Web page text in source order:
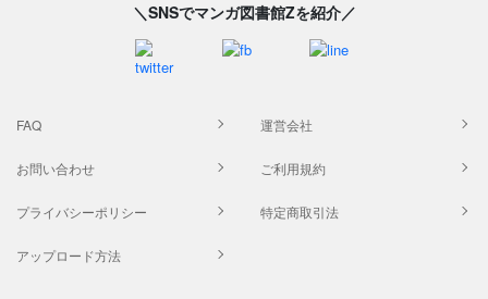
＼SNSでマンガ図書館Zを紹介／
FAQ 運営会社
お問い合わせ ご利用規約
プライバシーポリシー 特定商取引法
アップロード方法